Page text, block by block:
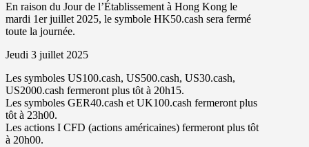
En raison du Jour de l’Établissement à Hong Kong le
mardi 1er juillet 2025, le symbole HK50.cash sera fermé
toute la journée.
Jeudi 3 juillet 2025
Les symboles US100.cash, US500.cash, US30.cash,
US2000.cash fermeront plus tôt à 20h15.
Les symboles GER40.cash et UK100.cash fermeront plus
tôt à 23h00.
Les actions I CFD (actions américaines) fermeront plus tôt
à 20h00.